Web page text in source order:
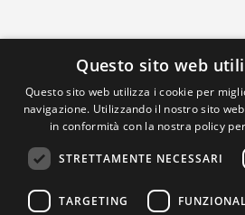
Questo sito web
Questo sito web utilizza i cookie per
navigazione. Utilizzando il nostro sito
in conformità con la nostra policy
STRETTAMENTE NECESSARI
TARGETING